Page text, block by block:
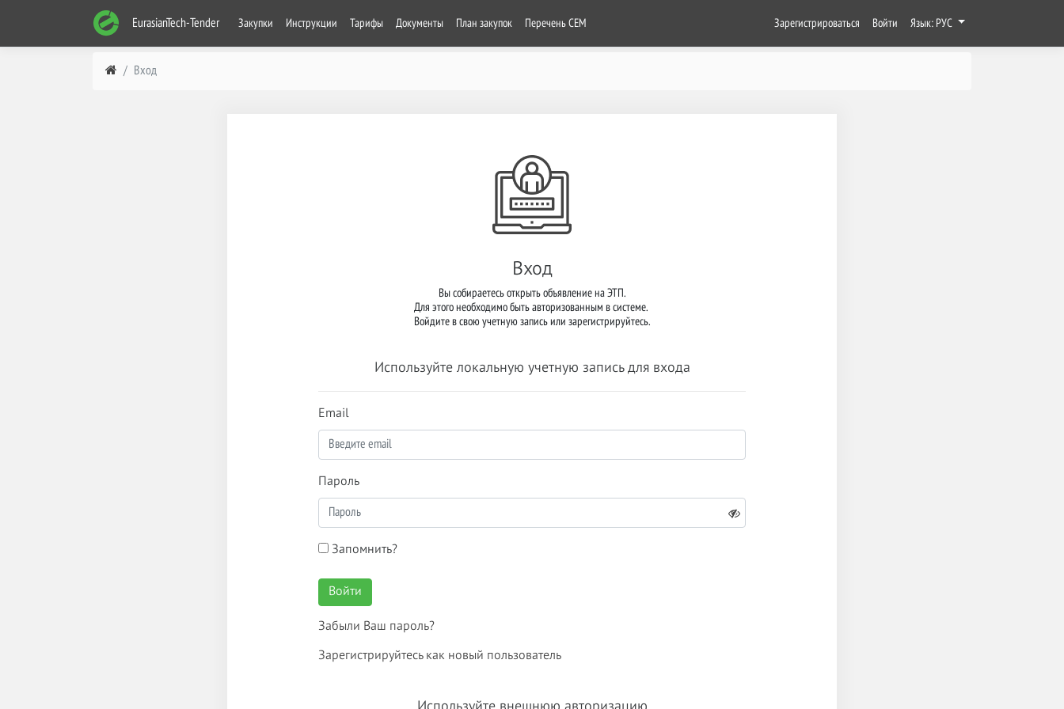
EurasianTech-Tender Зарегистрироваться Войти Язык: РУС
Закупки Инструкции Тарифы Документы План закупок Перечень СЕМ
Вход
Вход
Вы собираетесь открыть объявление на ЭТП.
Для этого необходимо быть авторизованным в системе.
Войдите в свою учетную запись или зарегистрируйтесь.
Используйте локальную учетную запись для входа
Email
Пароль
Запомнить?
Войти
Забыли Ваш пароль?
Зарегистрируйтесь как новый пользователь